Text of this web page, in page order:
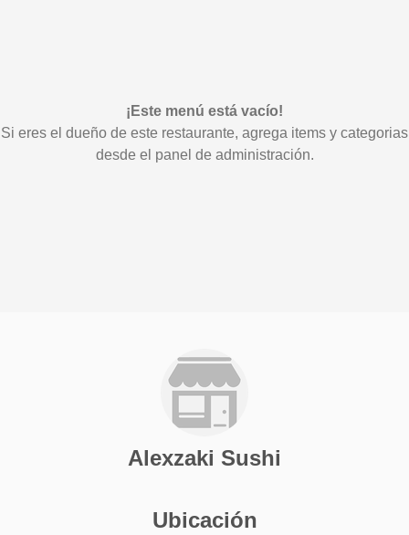
¡Este menú está vacío!
Si eres el dueño de este restaurante, agrega items y categorias
desde el panel de administración.
Alexzaki Sushi
Ubicación